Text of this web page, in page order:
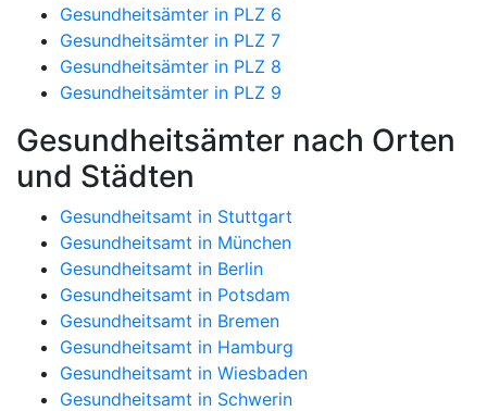
Gesundheitsämter in PLZ 6
Gesundheitsämter in PLZ 7
Gesundheitsämter in PLZ 8
Gesundheitsämter in PLZ 9
Gesundheitsämter nach Orten
und Städten
Gesundheitsamt in Stuttgart
Gesundheitsamt in München
Gesundheitsamt in Berlin
Gesundheitsamt in Potsdam
Gesundheitsamt in Bremen
Gesundheitsamt in Hamburg
Gesundheitsamt in Wiesbaden
Gesundheitsamt in Schwerin